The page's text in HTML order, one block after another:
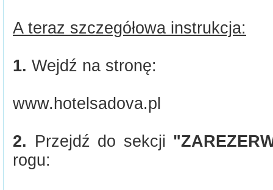
A teraz szczegółowa instrukcja:
1. Wejdź na stronę:
www.hotelsadova.pl
2. Przejdź do sekcji
rogu: